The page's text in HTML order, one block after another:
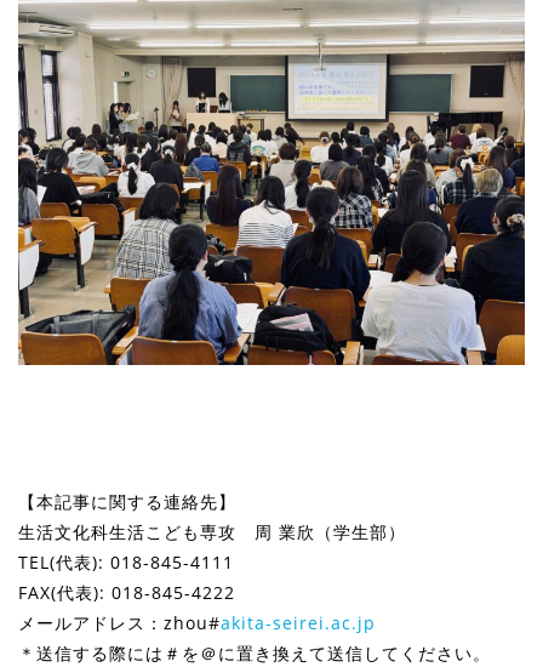
【本記事に関する連絡先】
生活文化科生活こども専攻 周 業欣（学生部）
TEL(代表): 018-845-4111
FAX(代表): 018-845-4222
メールアドレス：zhou#akita-seirei.ac.jp
＊送信する際には＃を＠に置き換えて送信してください。